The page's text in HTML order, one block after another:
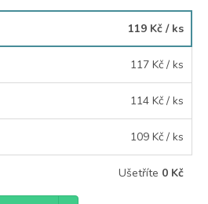
119 Kč / ks
117 Kč / ks
114 Kč / ks
109 Kč / ks
Ušetříte 0 Kč